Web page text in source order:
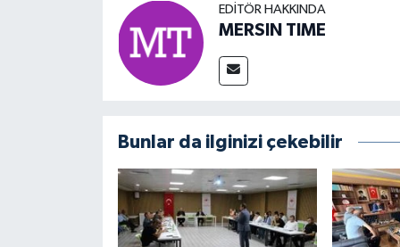
EDITÖR HAKKINDA
MERSIN TIME
Bunlar da ilginizi çekebilir